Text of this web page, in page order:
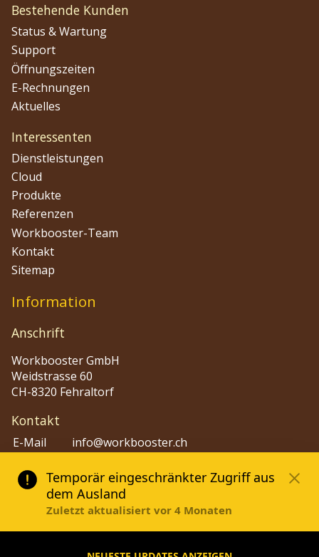
Bestehende Kunden
Status & Wartung
Support
Öffnungszeiten
E-Rechnungen
Aktuelles
Interessenten
Dienstleistungen
Cloud
Produkte
Referenzen
Workbooster-Team
Kontakt
Sitemap
Information
Anschrift
Workbooster GmbH
Weidstrasse 60
CH-8320 Fehraltorf
Kontakt
E-Mail
info@workbooster.ch
Dokumente
Impressum